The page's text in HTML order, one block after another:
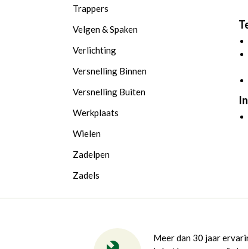
Trappers
Velgen & Spaken
Verlichting
Versnelling Binnen
Versnelling Buiten
Werkplaats
Wielen
Zadelpen
Zadels
Meer dan 30 jaar